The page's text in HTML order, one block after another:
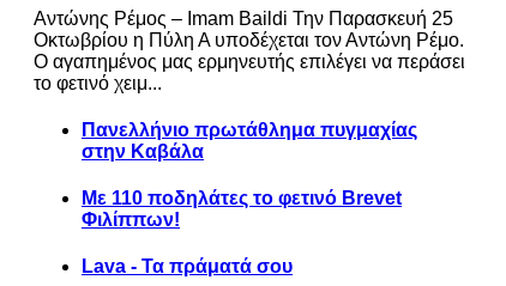
Αντώνης Ρέμος – Imam Baildi Την Παρασκευή 25
Οκτωβρίου η Πύλη Α υποδέχεται τον Αντώνη Ρέμο.
Ο αγαπημένος μας ερμηνευτής επιλέγει να περάσει
το φετινό χειμ...
Πανελλήνιο πρωτάθλημα πυγμαχίας
στην Καβάλα
Με 110 ποδηλάτες το φετινό Brevet
Φιλίππων!
Lava - Τα πράματά σου